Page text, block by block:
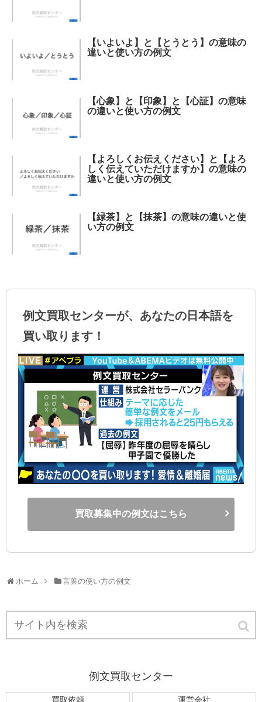
【いよいよ】と【とうとう】の意味の
違いと使い方の例文
【心象】と【印象】と【心証】の意味
の違いと使い方の例文
【よろしくお伝えください】と【よろ
しく伝えていただけますか】の意味の
違いと使い方の例文
【緑茶】と【抹茶】の意味の違いと使
い方の例文
例文買取センターが、あなたの日本語を
買い取ります！
買取募集中の例文はこちら
ホーム 言葉の使い方の例文
例文買取センター
買取依頼 運営会社